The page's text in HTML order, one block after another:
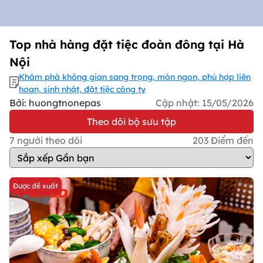
Top nhà hàng đặt tiệc đoàn đông tại Hà
Nội
Khám phá không gian sang trọng, món ngon, phù hợp liên
hoan, sinh nhật, đặt tiệc công ty
Bởi: huongtnonepas Cập nhật: 15/05/2026
Theo dõi bộ sưu tập
7 người theo dõi 203 Điểm đến
Được đề xuất